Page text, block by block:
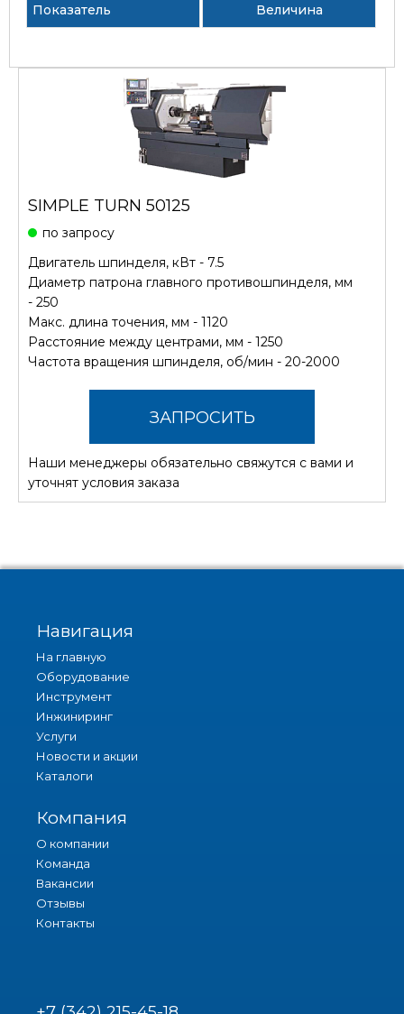
Показатель Величина
SIMPLE TURN 50125
по запросу
Двигатель шпинделя, кВт - 7.5
Диаметр патрона главного противошпинделя, мм
- 250
Макс. длина точения, мм - 1120
Расстояние между центрами, мм - 1250
Частота вращения шпинделя, об/мин - 20-2000
ЗАПРОСИТЬ
СТОИМОСТЬ
Наши менеджеры обязательно свяжутся с вами и
уточнят условия заказа
Навигация
На главную
Оборудование
Инструмент
Инжиниринг
Услуги
Новости и акции
Каталоги
Компания
О компании
Команда
Вакансии
Отзывы
Контакты